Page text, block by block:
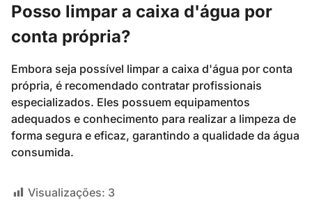
Posso limpar a caixa d'água por
conta própria?
Embora seja possível limpar a caixa d'água por conta
própria, é recomendado contratar profissionais
especializados. Eles possuem equipamentos
adequados e conhecimento para realizar a limpeza de
forma segura e eficaz, garantindo a qualidade da água
consumida.
Visualizações: 3